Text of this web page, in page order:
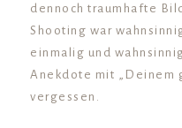
dennoch traumhafte
Shooting war
einmalig und
Anekdote mit „Deinem
vergessen.